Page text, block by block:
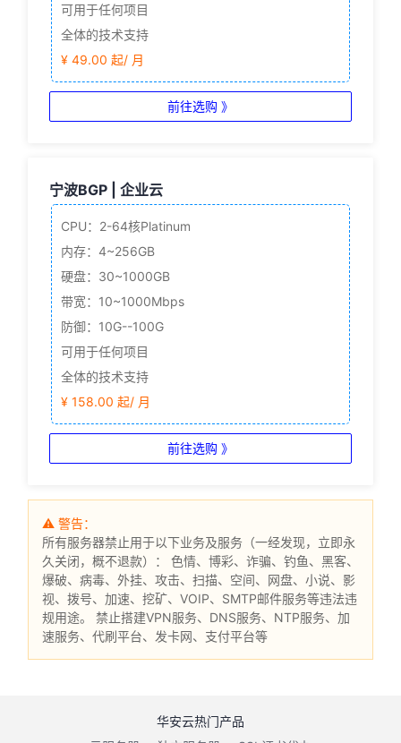
可用于任何项目
全体的技术支持
¥ 49.00 起/ 月
前往选购 》
宁波BGP | 企业云
CPU：2-64核Platinum
内存：4~256GB
硬盘：30~1000GB
带宽：10~1000Mbps
防御：10G--100G
可用于任何项目
全体的技术支持
¥ 158.00 起/ 月
前往选购 》
⚠ 警告：
所有服务器禁止用于以下业务及服务（一经发现，立即永
久关闭，概不退款）： 色情、博彩、诈骗、钓鱼、黑客、
爆破、病毒、外挂、攻击、扫描、空间、网盘、小说、影
视、拨号、加速、挖矿、VOIP、SMTP邮件服务等违法违
规用途。 禁止搭建VPN服务、DNS服务、NTP服务、加
速服务、代刷平台、发卡网、支付平台等
华安云热门产品